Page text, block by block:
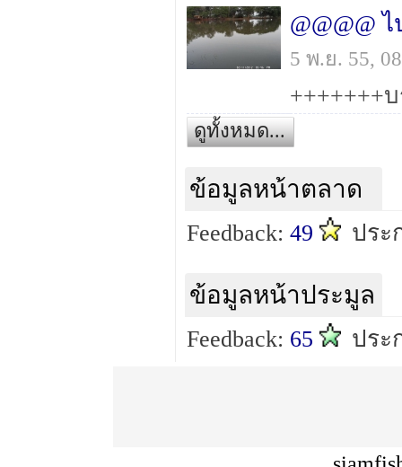
@@@@
5 พ.ย. 55,
+++++++
ดูทั้งหมด...
ข้อมูลหน้าตลาด
Feedback: 49 ปร
ข้อมูลหน้าประมูล
Feedback: 65 ปร